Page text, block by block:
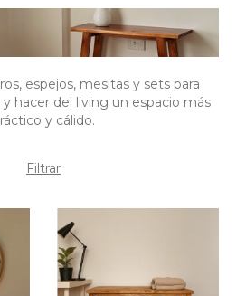
espejos, mesitas y sets para
hacer del living un espacio más
y cálido.
Filtrar